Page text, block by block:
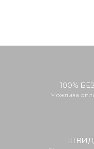
100%
Можлива